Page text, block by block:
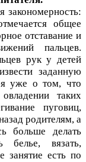
закономерность:
общее
отставание и
пальцев.
рук у детей
заданную
уже о том, что
таких
пуговиц,
родителям, а
больше делать
белье, вязать,
есть по